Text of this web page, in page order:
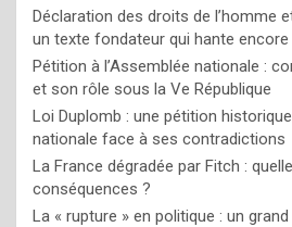
Déclaration des droits de l’homme
un texte fondateur qui hante encore
Pétition à l’Assemblée nationale :
et son rôle sous la Ve République
Loi Duplomb : une pétition
nationale face à ses contradictions
La France dégradée par Fitch :
conséquences ?
La « rupture » en politique : un